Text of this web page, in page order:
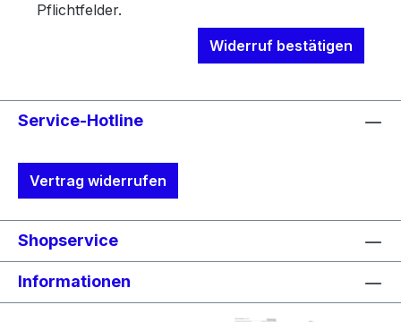
Pflichtfelder.
Widerruf bestätigen
Service-Hotline
Vertrag widerrufen
Shopservice
Informationen